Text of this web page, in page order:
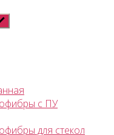
с ПУ
для стекол